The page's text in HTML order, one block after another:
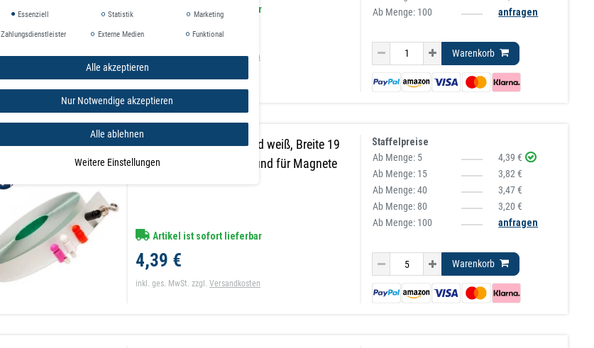
Artikel ist sofort lieferbar
109,51 €
inkl. ges. MwSt.zzgl.Versandkosten
Ab Menge: 100
anfragen
Warenkorb
Metallband selbstklebend weiß, Breite 19
mm, Meterware - Haftgrund für Magnete
Artikel ist sofort lieferbar
4,39 €
inkl. ges. MwSt. zzgl.Versandkosten
Staffelpreise
Ab Menge: 5
4,39 €
Ab Menge: 15
3,82 €
Ab Menge:40
3,47 €
Ab Menge: 80
3,20 €
Ab Menge: 100
anfragen
Warenkorb
Essenziell Statistik Marketing
Zahlungsdienstleister Externe Medien Funktional
Alle akzeptieren
Nur Notwendige akzeptieren
Alle ablehnen
Weitere Einstellungen